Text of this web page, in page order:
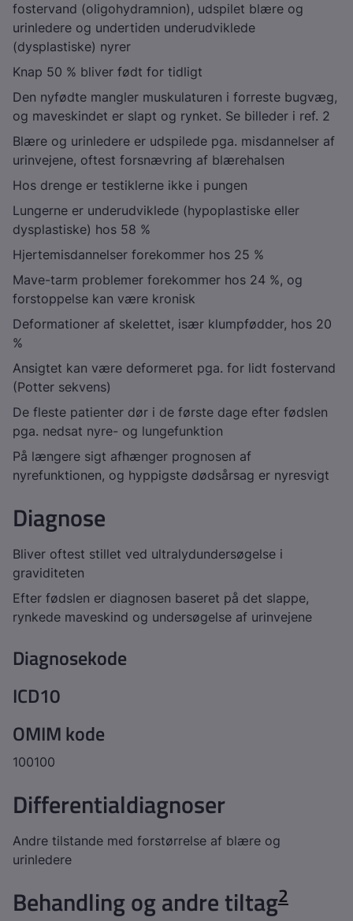
fostervand (oligohydramnion), udspilet blære og
urinledere og undertiden underudviklede
(dysplastiske) nyrer
Knap 50 % bliver født for tidligt
Den nyfødte mangler muskulaturen i forreste bugvæg,
og maveskindet er slapt og rynket. Se billeder i ref. 2
Blære og urinledere er udspilede pga. misdannelser af
urinvejene, oftest forsnævring af blærehalsen
Hos drenge er testiklerne ikke i pungen
Lungerne er underudviklede (hypoplastiske eller
dysplastiske) hos 58 %
Hjertemisdannelser forekommer hos 25 %
Mave-tarm problemer forekommer hos 24 %, og
forstoppelse kan være kronisk
Deformationer af skelettet, især klumpfødder, hos 20
%
Ansigtet kan være deformeret pga. for lidt fostervand
(Potter sekvens)
De fleste patienter dør i de første dage efter fødslen
pga. nedsat nyre- og lungefunktion
På længere sigt afhænger prognosen af
nyrefunktionen, og hyppigste dødsårsag er nyresvigt
Diagnose
Bliver oftest stillet ved ultralydundersøgelse i
graviditeten
Efter fødslen er diagnosen baseret på det slappe,
rynkede maveskind og undersøgelse af urinvejene
Diagnosekode
ICD10
OMIM kode
100100
Differentialdiagnoser
Andre tilstande med forstørrelse af blære og
urinledere
Behandling og andre tiltag2